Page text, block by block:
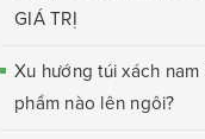
GIÁ TRỊ
Xu hướng túi xách
phẩm nào lên ngôi?